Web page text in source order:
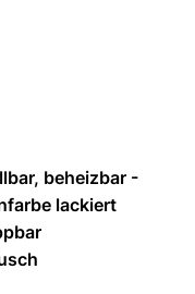
beheizbar -
lackiert